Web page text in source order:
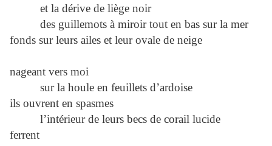
et la dérive de liège noir
des guillemots à miroir tout en bas sur la mer
fonds sur leurs ailes et leur ovale de neige
nageant vers moi
sur la houle en feuillets d’ardoise
ils ouvrent en spasmes
l’intérieur de leurs becs de corail lucide
ferrent